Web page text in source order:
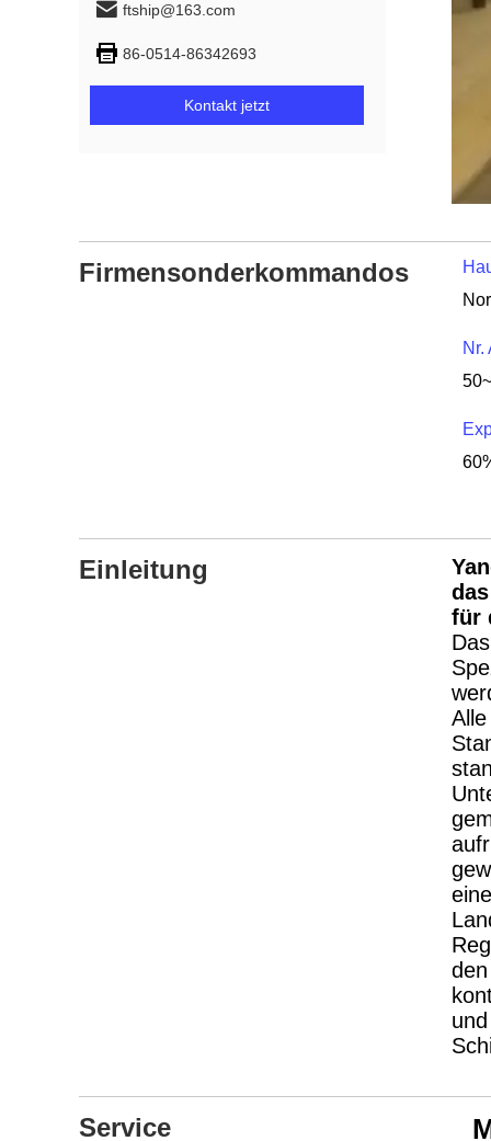
ftship@163.com
86-0514-86342693
Kontakt jetzt
Firmensonderkommandos
Nr.
Einleitung
für
Service